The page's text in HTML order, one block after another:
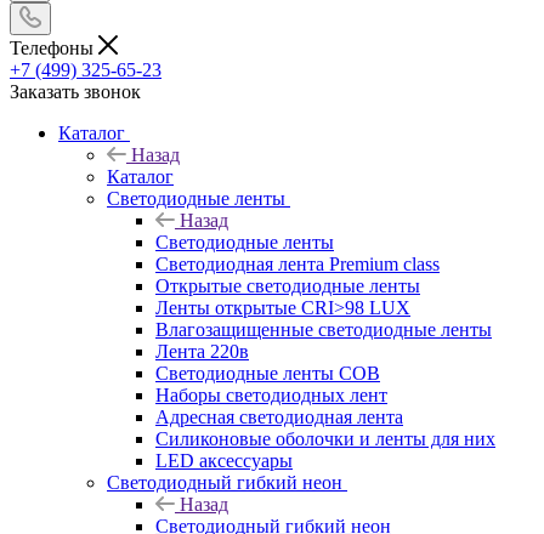
Телефоны
+7 (499) 325-65-23
Заказать звонок
Каталог
Назад
Каталог
Светодиодные ленты
Назад
Светодиодные ленты
Светодиодная лента Premium class
Открытые светодиодные ленты
Ленты открытые CRI>98 LUX
Влагозащищенные светодиодные ленты
Лента 220в
Светодиодные ленты COB
Наборы светодиодных лент
Адресная светодиодная лента
Силиконовые оболочки и ленты для них
LED аксессуары
Светодиодный гибкий неон
Назад
Светодиодный гибкий неон